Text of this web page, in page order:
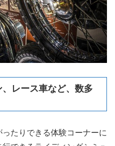
レース車など、数多
たりできる体験コーナーに